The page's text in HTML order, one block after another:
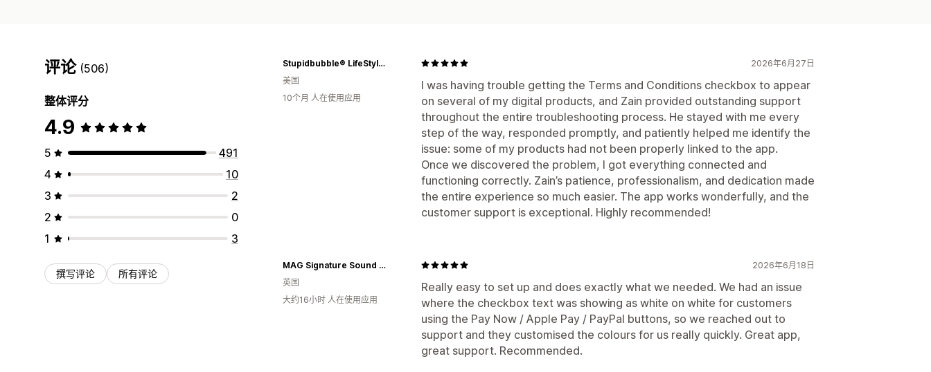
评论 (506)
整体评分
4.9
5
491
4
10
3
2
2
0
1
3
撰写评论 所有评论
2026年6月27日
I was having trouble getting the Terms and Conditions checkbox to appear
on several of my digital products, and Zain provided outstanding support
throughout the entire troubleshooting process. He stayed with me every
step of the way, responded promptly, and patiently helped me identify the
issue: some of my products had not been properly linked to the app.
Once we discovered the problem, I got everything connected and
functioning correctly. Zain’s patience, professionalism, and dedication made
the entire experience so much easier. The app works wonderfully, and the
customer support is exceptional. Highly recommended!
Stupidbubble® LifeStyle Platform
美国
10个月 人在使用应用
2026年6月18日
Really easy to set up and does exactly what we needed. We had an issue
where the checkbox text was showing as white on white for customers
using the Pay Now / Apple Pay / PayPal buttons, so we reached out to
support and they customised the colours for us really quickly. Great app,
great support. Recommended.
MAG Signature Sound Ltd
英国
大约16小时 人在使用应用